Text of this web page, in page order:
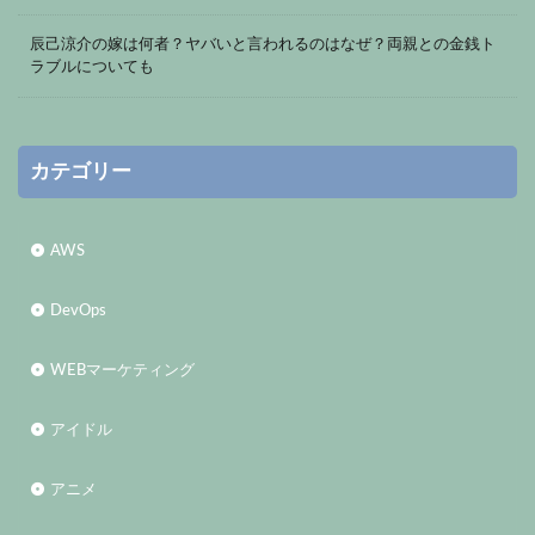
辰己涼介の嫁は何者？ヤバいと言われるのはなぜ？両親との金銭ト
ラブルについても
カテゴリー
AWS
DevOps
WEBマーケティング
アイドル
アニメ